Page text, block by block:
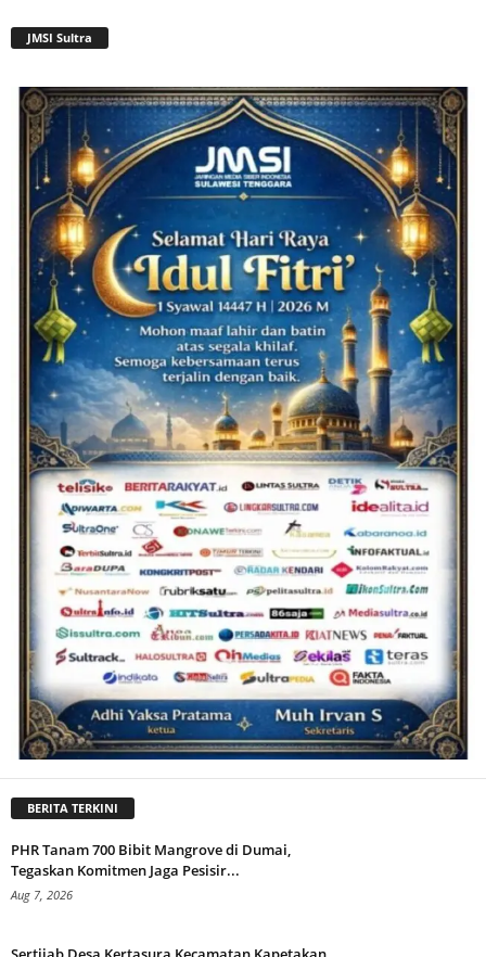
JMSI Sultra
BERITA TERKINI
PHR Tanam 700 Bibit Mangrove di Dumai,
Tegaskan Komitmen Jaga Pesisir...
Aug 7, 2026